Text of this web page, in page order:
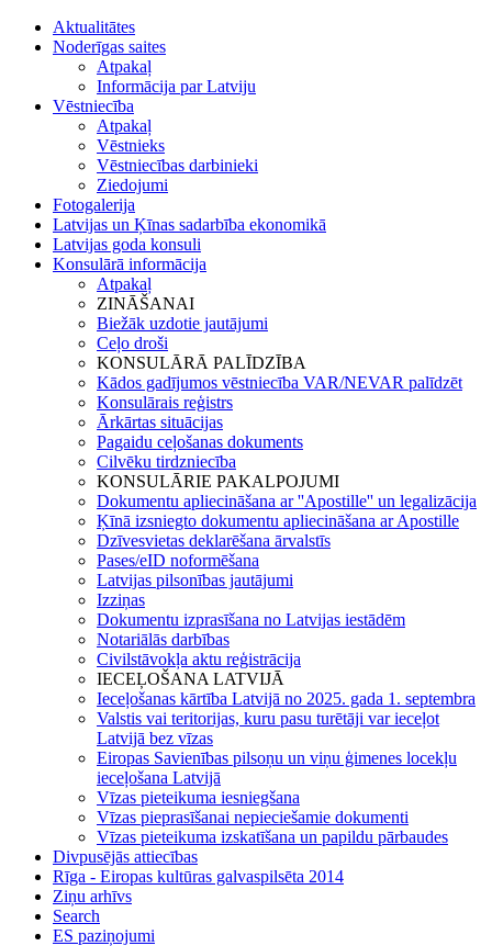
Aktualitātes
Noderīgas saites
Atpakaļ
Informācija par Latviju
Vēstniecība
Atpakaļ
Vēstnieks
Vēstniecības darbinieki
Ziedojumi
Fotogalerija
Latvijas un Ķīnas sadarbība ekonomikā
Latvijas goda konsuli
Konsulārā informācija
Atpakaļ
ZINĀŠANAI
Biežāk uzdotie jautājumi
Ceļo droši
KONSULĀRĀ PALĪDZĪBA
Kādos gadījumos vēstniecība VAR/NEVAR palīdzēt
Konsulārais reģistrs
Ārkārtas situācijas
Pagaidu ceļošanas dokuments
Cilvēku tirdzniecība
KONSULĀRIE PAKALPOJUMI
Dokumentu apliecināšana ar ''Apostille'' un legalizācija
Ķīnā izsniegto dokumentu apliecināšana ar Apostille
Dzīvesvietas deklarēšana ārvalstīs
Pases/eID noformēšana
Latvijas pilsonības jautājumi
Izziņas
Dokumentu izprasīšana no Latvijas iestādēm
Notariālās darbības
Civilstāvokļa aktu reģistrācija
IECEĻOŠANA LATVIJĀ
Ieceļošanas kārtība Latvijā no 2025. gada 1. septembra
Valstis vai teritorijas, kuru pasu turētāji var ieceļot
Latvijā bez vīzas
Eiropas Savienības pilsoņu un viņu ģimenes locekļu
ieceļošana Latvijā
Vīzas pieteikuma iesniegšana
Vīzas pieprasīšanai nepieciešamie dokumenti
Vīzas pieteikuma izskatīšana un papildu pārbaudes
Divpusējās attiecības
Rīga - Eiropas kultūras galvaspilsēta 2014
Ziņu arhīvs
Search
ES paziņojumi